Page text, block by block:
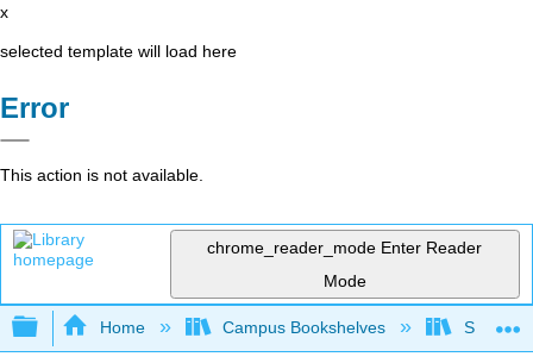
x
selected template will load here
Error
This action is not available.
chrome_reader_mode Enter Reader
Mode
Expand/collapse global hierarchy
Home Campus Bookshelves Skyline